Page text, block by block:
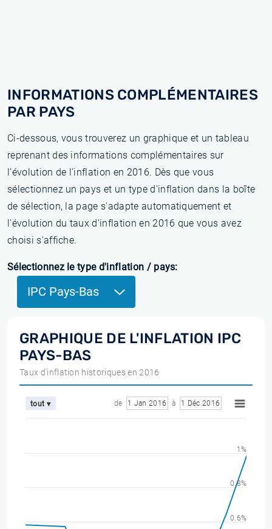
INFORMATIONS COMPLÉMENTAIRES
PAR PAYS
Ci-dessous, vous trouverez un graphique et un tableau
reprenant des informations complémentaires sur
l’évolution de l'inflation en 2016. Dès que vous
sélectionnez un pays et un type d'inflation dans la boîte
de sélection, la page s'adapte automatiquement et
l'évolution du taux d'inflation en 2016 que vous avez
choisi s'affiche.
Sélectionnez le type d'inflation / pays:
IPC Pays-Bas
GRAPHIQUE DE L'INFLATION IPC
PAYS-BAS
Taux d'inflation historiques en 2016
tout ▾ de 1 Jan 2016 à 1 Déc 2016
0.6%
0.8%
1%